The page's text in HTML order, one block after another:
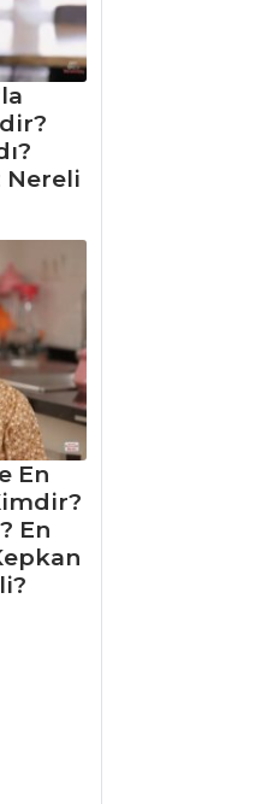
Nereli
En
En